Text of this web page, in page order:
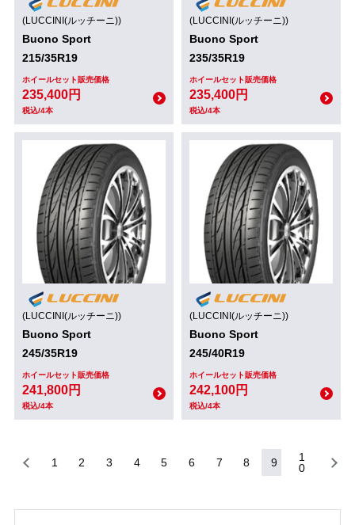
(LUCCINI(ルッチーニ))
Buono Sport
215/35R19
ホイールセット販売価格
235,400円
税込/4本
(LUCCINI(ルッチーニ))
Buono Sport
235/35R19
ホイールセット販売価格
235,400円
税込/4本
(LUCCINI(ルッチーニ))
Buono Sport
245/35R19
ホイールセット販売価格
241,800円
税込/4本
(LUCCINI(ルッチーニ))
Buono Sport
245/40R19
ホイールセット販売価格
242,100円
税込/4本
1 2 3 4 5 6 7 8 9
1
0